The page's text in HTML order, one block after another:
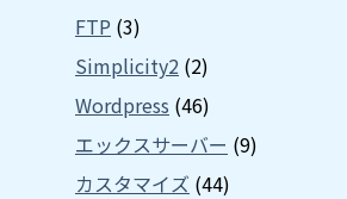
FTP (3)
Simplicity2 (2)
Wordpress (46)
エックスサーバー (9)
カスタマイズ (44)